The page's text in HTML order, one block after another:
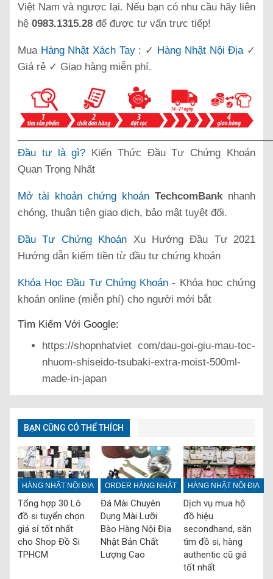
Việt Nam và ngược lại. Nếu bạn có nhu cầu hãy liên
hệ 0983.1315.28 để được tư vấn trực tiếp!
Mua Hàng Nhật Xách Tay: ✓ Hàng Nhật Nội Địa✓
Giá rẻ ✓ Giao hàng miễn phí.
Đầu tư là gì? Kiến Thức Đầu Tư Chứng Khoán
Quan Trọng Nhất
Mở tài khoản chứng khoán TechcomBank nhanh
chóng, thuận tiện giao dịch, bảo mật tuyệt đối.
Đầu Tư Chứng Khoán Xu Hướng Đầu Tư 2021
Hướng dẫn kiếm tiền từ đầu tư chứng khoán
Khóa Học Đầu Tư Chứng Khoán - Khóa học chứng
khoán online (miễn phí) cho người mới bắt
Tìm Kiếm Với Google:
https://shopnhatviet com/dau-goi-giu-mau-toc-
nhuom-shiseido-tsubaki-extra-moist-500ml-
made-in-japan
BẠN CŨNG CÓ THỂ THÍCH
HÀNG NHẬT NỘI ĐỊA
Tổng hợp 30 Lô
đồ si tuyển chọn
giá sỉ tốt nhất
cho Shop Đồ Si
TPHCM
ORDER HÀNG NHẬT
Đá Mài Chuyên
Dụng Mài Lưỡi
Bào Hàng Nội Địa
Nhật Bản Chất
Lượng Cao
HÀNG NHẬT NỘI ĐỊA
Dịch vụ mua hộ
đồ hiệu
secondhand, săn
tìm đồ si, hàng
authentic cũ giá
tốt nhất